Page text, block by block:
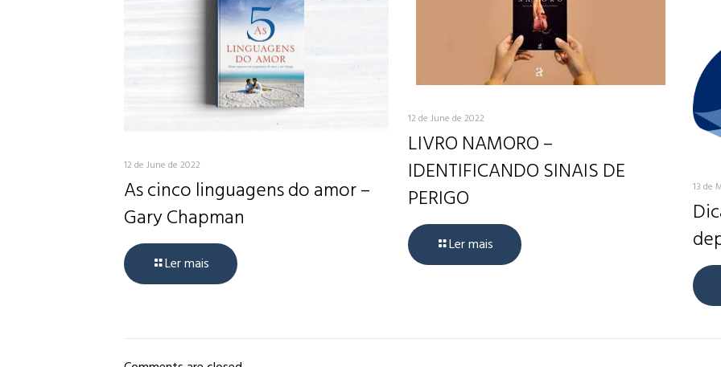
12 de June de 2022
As cinco linguagens do amor –
Gary Chapman
Ler mais
12 de June de 2022
LIVRO NAMORO –
IDENTIFICANDO SINAIS DE
PERIGO
Ler mais
13 de